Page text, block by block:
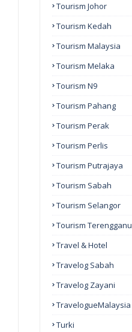
Tourism Johor
Tourism Kedah
Tourism Malaysia
Tourism Melaka
Tourism N9
Tourism Pahang
Tourism Perak
Tourism Perlis
Tourism Putrajaya
Tourism Sabah
Tourism Selangor
Tourism Terengganu
Travel & Hotel
Travelog Sabah
Travelog Zayani
TravelogueMalaysia
Turki